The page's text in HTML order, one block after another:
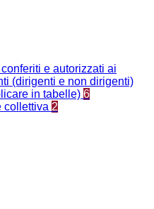
conferiti e autorizzati ai
(dirigenti e non dirigenti)
in tabelle) 6
collettiva 2